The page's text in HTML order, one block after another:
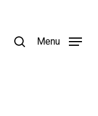
Menu